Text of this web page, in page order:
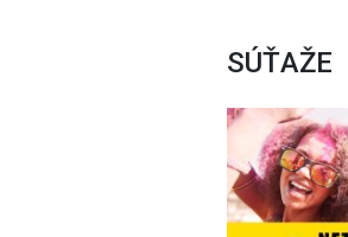
SÚŤAŽE